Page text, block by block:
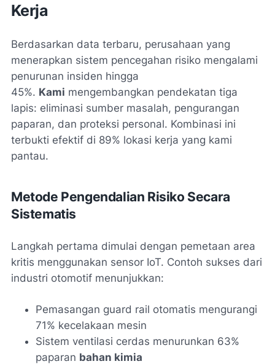
Kerja
Berdasarkan data terbaru, perusahaan yang
menerapkan sistem pencegahan risiko mengalami
penurunan insiden hingga
45%. Kami mengembangkan pendekatan tiga
lapis: eliminasi sumber masalah, pengurangan
paparan, dan proteksi personal. Kombinasi ini
terbukti efektif di 89% lokasi kerja yang kami
pantau.
Metode Pengendalian Risiko Secara
Sistematis
Langkah pertama dimulai dengan pemetaan area
kritis menggunakan sensor IoT. Contoh sukses dari
industri otomotif menunjukkan:
Pemasangan guard rail otomatis mengurangi
71% kecelakaan mesin
Sistem ventilasi cerdas menurunkan 63%
paparan bahan kimia